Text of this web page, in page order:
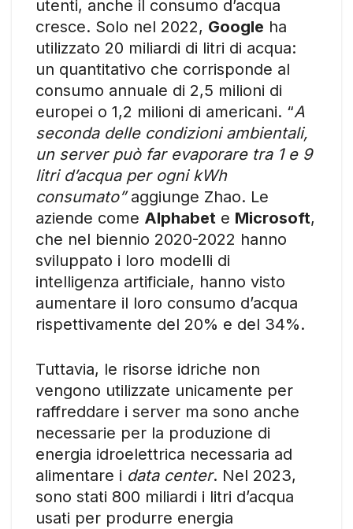
utenti, anche il consumo d’acqua
cresce. Solo nel 2022, Google ha
utilizzato 20 miliardi di litri di acqua:
un quantitativo che corrisponde al
consumo annuale di 2,5 milioni di
europei o 1,2 milioni di americani. “A
seconda delle condizioni ambientali,
un server può far evaporare tra 1 e 9
litri d’acqua per ogni kWh
consumato”aggiunge Zhao. Le
aziende come Alphabet e Microsoft,
che nel biennio 2020-2022 hanno
sviluppato i loro modelli di
intelligenza artificiale, hanno visto
aumentare il loro consumo d’acqua
rispettivamente del 20% e del 34%.
Tuttavia, le risorse idriche non
vengono utilizzate unicamente per
raffreddare i server ma sono anche
necessarie per la produzione di
energia idroelettrica necessaria ad
alimentare i data center. Nel 2023,
sono stati 800 miliardi i litri d’acqua
usati per produrre energia